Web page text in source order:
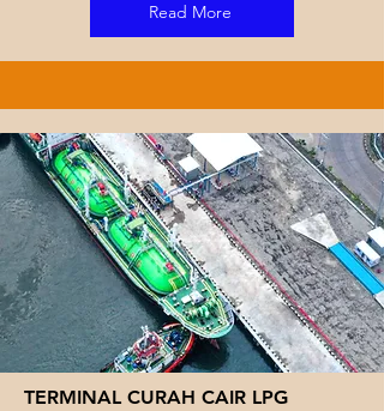
Read More
TERMINAL CURAH CAIR LPG